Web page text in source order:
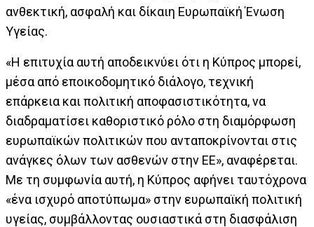
ανθεκτική, ασφαλή και δίκαιη Ευρωπαϊκή Ένωση
Υγείας.
«Η επιτυχία αυτή αποδεικνύει ότι η Κύπρος μπορεί,
μέσα από εποικοδομητικό διάλογο, τεχνική
επάρκεια και πολιτική αποφασιστικότητα, να
διαδραματίσει καθοριστικό ρόλο στη διαμόρφωση
ευρωπαϊκών πολιτικών που ανταποκρίνονται στις
ανάγκες όλων των ασθενών στην ΕΕ», αναφέρεται.
Με τη συμφωνία αυτή, η Κύπρος αφήνει ταυτόχρονα
«ένα ισχυρό αποτύπωμα» στην ευρωπαϊκή πολιτική
υγείας, συμβάλλοντας ουσιαστικά στη διασφάλιση